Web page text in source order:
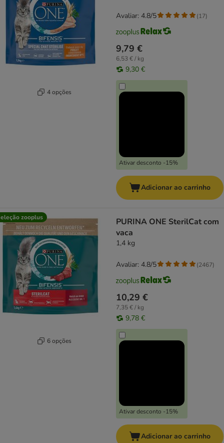
4 opções
9,79 €
6,53 € / kg
9,30 €
Ativar desconto -15%
Avaliar: 4.8/5 (17)
Adicionar ao carrinho
zooplus
6 opções
PURINA ONE SterilCat com
vaca
1,4 kg
10,29 €
7,35 € / kg
9,78 €
Ativar desconto -15%
Avaliar: 4.8/5 (2467)
Adicionar ao carrinho